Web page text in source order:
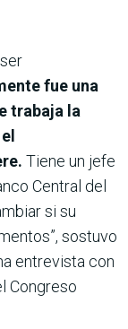
fue una
trabaja la
Tiene un jefe
Central del
si su
sostuvo
entrevista con
Congreso